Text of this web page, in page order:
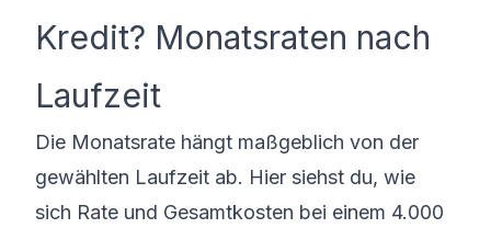
Kredit? Monatsraten nach
Laufzeit
Die Monatsrate hängt maßgeblich von der
gewählten Laufzeit ab. Hier siehst du, wie
sich Rate und Gesamtkosten bei einem 4.000